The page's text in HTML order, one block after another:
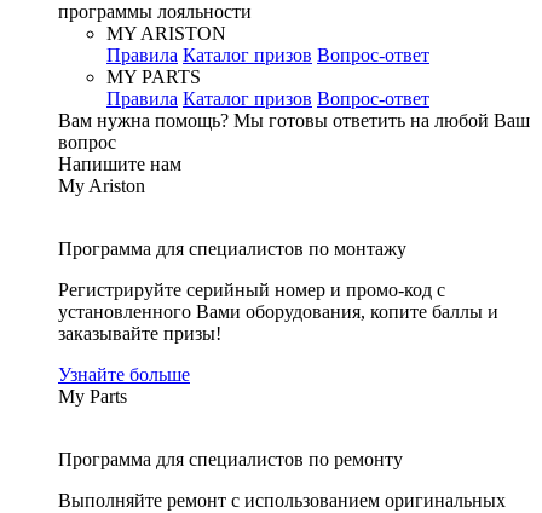
программы лояльности
MY ARISTON
Правила Каталог призов Вопрос-ответ
MY PARTS
Правила Каталог призов Вопрос-ответ
Вам нужна помощь? Мы готовы ответить на любой Ваш
вопрос
Напишите нам
My Ariston
Программа для специалистов по монтажу
Регистрируйте серийный номер и промо-код с
установленного Вами оборудования, копите баллы и
заказывайте призы!
Узнайте больше
My Parts
Программа для специалистов по ремонту
Выполняйте ремонт с использованием оригинальных